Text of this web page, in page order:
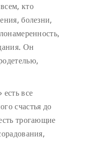
кто
болезни,
Он
все
счастья до
трогающие